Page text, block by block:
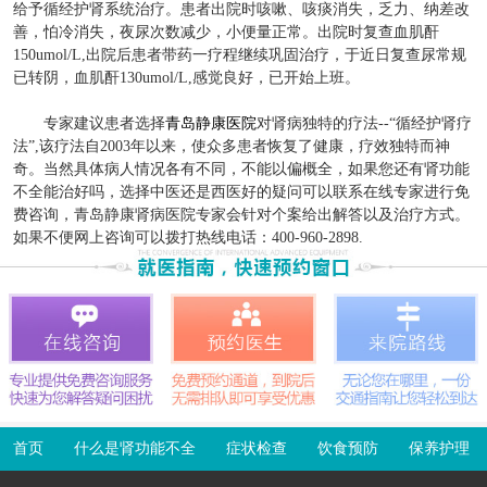
给予循经护肾系统治疗。患者出院时咳嗽、咳痰消失，乏力、纳差改
善，怕冷消失，夜尿次数减少，小便量正常。出院时复查血肌酐
150umol/L,出院后患者带药一疗程继续巩固治疗，于近日复查尿常规
已转阴，血肌酐130umol/L,感觉良好，已开始上班。
专家建议患者选择青岛静康医院对肾病独特的疗法--“循经护肾疗
法”,该疗法自2003年以来，使众多患者恢复了健康，疗效独特而神
奇。当然具体病人情况各有不同，不能以偏概全，如果您还有肾功能
不全能治好吗，选择中医还是西医好的疑问可以联系在线专家进行免
费咨询，青岛静康肾病医院专家会针对个案给出解答以及治疗方式。
如果不便网上咨询可以拨打热线电话：400-960-2898.
首页 什么是肾功能不全 症状检查 饮食预防 保养护理